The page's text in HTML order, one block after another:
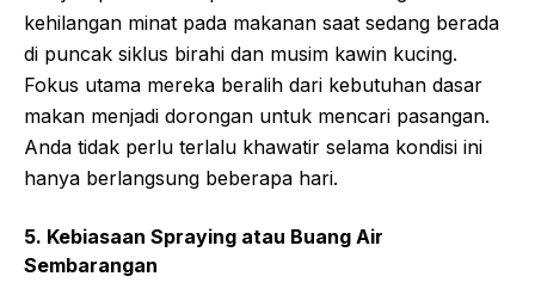
kehilangan minat pada makanan saat sedang berada
di puncak siklus birahi dan musim kawin kucing.
Fokus utama mereka beralih dari kebutuhan dasar
makan menjadi dorongan untuk mencari pasangan.
Anda tidak perlu terlalu khawatir selama kondisi ini
hanya berlangsung beberapa hari.
5. Kebiasaan Spraying atau Buang Air
Sembarangan